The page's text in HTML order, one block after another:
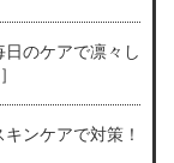
のケアで凛々し
ンケアで対策！